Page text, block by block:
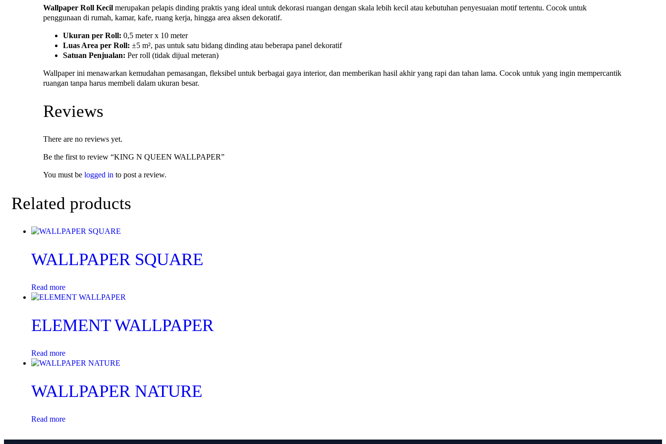
Wallpaper Roll Kecil merupakan pelapis dinding praktis yang ideal untuk dekorasi ruangan dengan skala lebih kecil atau kebutuhan penyesuaian motif tertentu. Cocok untuk
penggunaan di rumah, kamar, kafe, ruang kerja, hingga area aksen dekoratif.
Ukuran per Roll: 0,5 meter x 10 meter
Luas Area per Roll: ±5 m², pas untuk satu bidang dinding atau beberapa panel dekoratif
Satuan Penjualan: Per roll (tidak dijual meteran)
Wallpaper ini menawarkan kemudahan pemasangan, fleksibel untuk berbagai gaya interior, dan memberikan hasil akhir yang rapi dan tahan lama. Cocok untuk yang ingin mempercantik
ruangan tanpa harus membeli dalam ukuran besar.
Reviews
There are no reviews yet.
Be the first to review “KING N QUEEN WALLPAPER”
You must be logged in to post a review.
Related products
WALLPAPER SQUARE
Read more
ELEMENT WALLPAPER
Read more
WALLPAPER NATURE
Read more